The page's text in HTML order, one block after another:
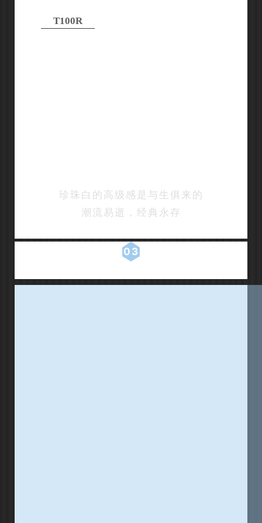
T100R
珍珠白的高级感是与生俱来的
潮流易逝，经典永存
03